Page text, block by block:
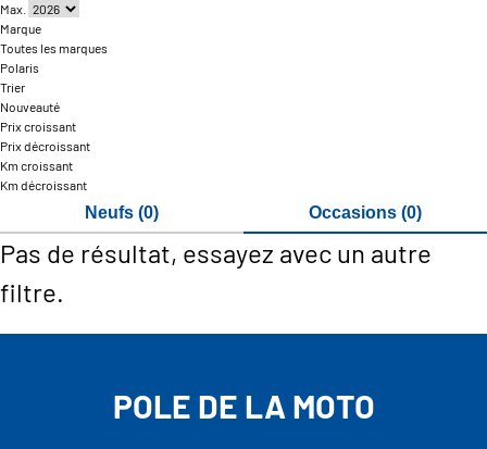
Max.
Marque
Toutes les marques
Polaris
Trier
Nouveauté
Prix croissant
Prix décroissant
Km croissant
Km décroissant
Neufs (0) Occasions (0)
Pas de résultat, essayez avec un autre
filtre.
POLE DE LA MOTO